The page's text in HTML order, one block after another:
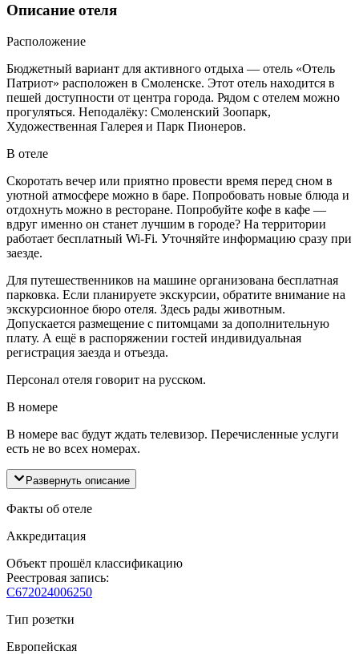
Описание отеля
Расположение
Бюджетный вариант для активного отдыха — отель «Отель
Патриот» расположен в Смоленске. Этот отель находится в
пешей доступности от центра города. Рядом с отелем можно
прогуляться. Неподалёку: Смоленский Зоопарк,
Художественная Галерея и Парк Пионеров.
В отеле
Скоротать вечер или приятно провести время перед сном в
уютной атмосфере можно в баре. Попробовать новые блюда и
отдохнуть можно в ресторане. Попробуйте кофе в кафе —
вдруг именно он станет лучшим в городе? На территории
работает бесплатный Wi-Fi. Уточняйте информацию сразу при
заезде.
Для путешественников на машине организована бесплатная
парковка. Если планируете экскурсии, обратите внимание на
экскурсионное бюро отеля. Здесь рады животным.
Допускается размещение с питомцами за дополнительную
плату. А ещё в распоряжении гостей индивидуальная
регистрация заезда и отъезда.
Персонал отеля говорит на русском.
В номере
В номере вас будут ждать телевизор. Перечисленные услуги
есть не во всех номерах.
Развернуть описание
Факты об отеле
Аккредитация
Объект прошёл классификацию
Реестровая запись:
С672024006250
Тип розетки
Европейская